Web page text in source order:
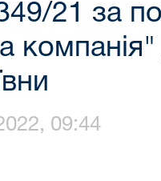
21 за
09:44